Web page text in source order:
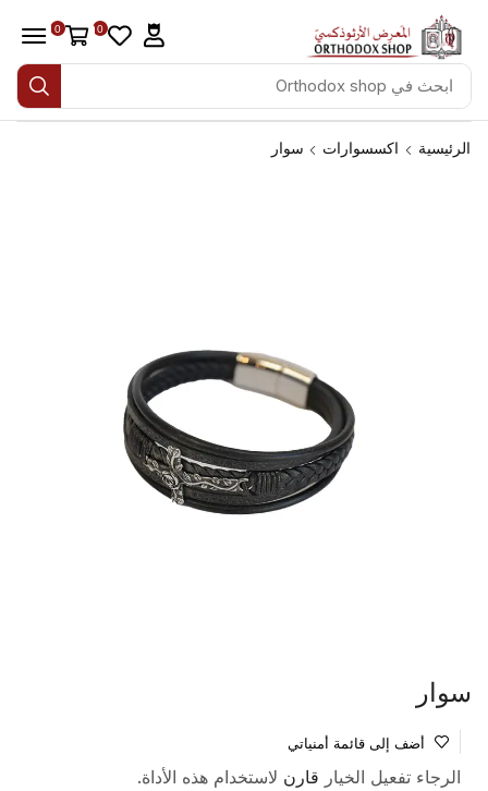
0
0
الرئيسية اكسسوارات سوار
سوار
أضف إلى قائمة أمنياتي
الرجاء تفعيل الخيار قارن لاستخدام هذه الأداة.